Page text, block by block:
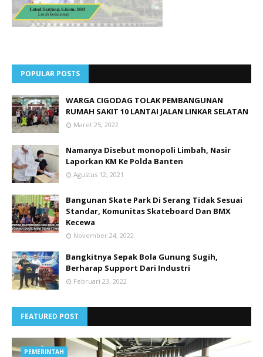
POPULAR POSTS
WARGA CIGODAG TOLAK PEMBANGUNAN
RUMAH SAKIT 10 LANTAI JALAN LINKAR SELATAN
Maret 25, 2022
Namanya Disebut monopoli Limbah, Nasir
Laporkan KM Ke Polda Banten
Agustus 12, 2021
Bangunan Skate Park Di Serang Tidak Sesuai
Standar, Komunitas Skateboard Dan BMX
Kecewa
November 24, 2022
Bangkitnya Sepak Bola Gunung Sugih,
Berharap Support Dari Industri
Februari 23, 2022
FEATURED POST
PEMERINTAH